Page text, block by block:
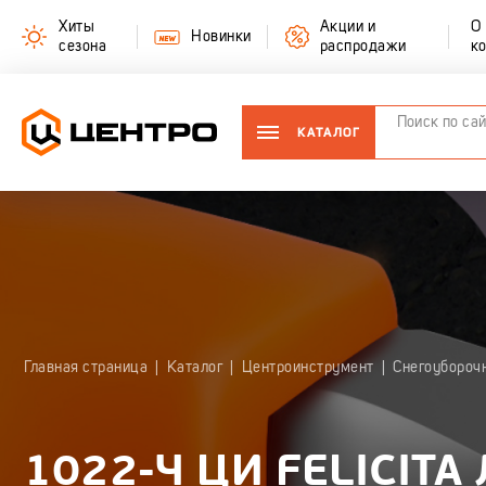
Хиты
сезона
Новинки
Акции и
распродажи
О
КАТАЛОГ
Главная страница Каталог Центроинструмент
1022-Ч ЦИ